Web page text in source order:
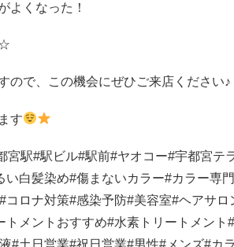
よくなった！
ので、この機会にぜひご来店ください♪
す
宮駅#駅ビル#駅前#ヤオコー#宇都宮テ
い白髪染め#傷まないカラー#カラー専
#コロナ対策#感染予防#美容室#ヘアサロ
トメントおすすめ#水素トリートメント #
#土日営業#祝日営業#男性# メンズ#カ